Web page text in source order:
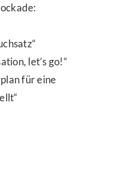
let’s go!“
für eine